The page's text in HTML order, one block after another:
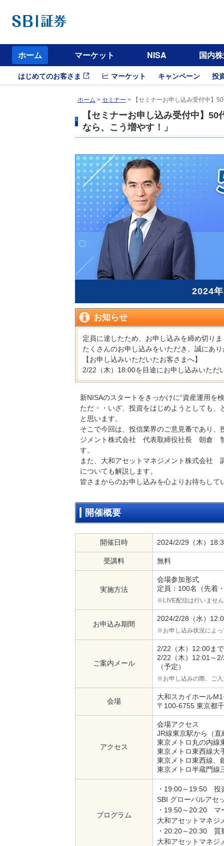
ホーム マーケット NISA 国内
はじめてのお客さま マーケット キャンペーン 投
ホーム > セミナー > 【セミナーお申し込み受付中】
【セミナーお申し込み受付中】
なら、こう増やす！」
2024
お知らせ
定員に達したため、お申し込みを締め切り
たくさんのお申し込みをいただき、誠にあ
【お申し込みいただいたお客さまへ】
2/22（木）18:00を目途にお申し込みいただ
新NISAのスタートをきっかけに“資産運用を
ただ・・いざ、投資をはじめようとしても
と思います。
そこで今回は、投信業界のご意見番であり
ジメント株式会社 代表取締役社長 朝倉 智
す。
また、大和アセットマネジメント株式会社
についても解説します。
皆さまからのお申し込みを心よりお待ちして
開催概要
開催日時 2024/2/29（木）
受講料 無料
実施方法
会場参加形式
定員：100名（先着
※LIVE配信は行いませ
お申込み期間
2024/2/28（水）
※お申し込み状況によっ
ご案内メール
2/22（木）12:00ま
2/22（木）12:01～
（予定）
※お申し込みの際、ご入
会場
大和スカイホール
〒100-6755 東京都
アクセス
会場アクセス
JR線東京駅から（直
東京メトロ丸の内線
東京メトロ東西線大
東京メトロ東西線、
東京メトロ半蔵門線
プログラム
・19:00～19:50 投
SBI グローバルア
・19:50～20:20 マ
大和アセットマネ
・20:20～20:30 質
大和アセットマネ